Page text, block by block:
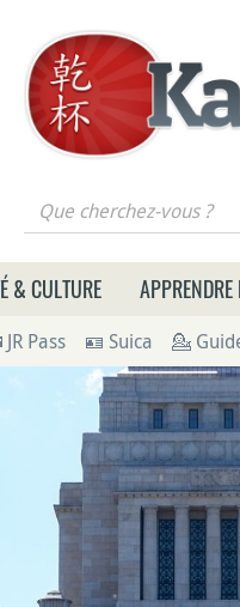
vous ?
& CULTURE
Pass 🪪 Suica 💁